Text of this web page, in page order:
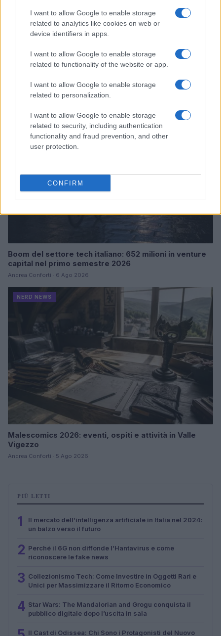
I want to allow Google to enable storage
related to analytics like cookies on web or
device identifiers in apps.
I want to allow Google to enable storage
related to functionality of the website or app.
I want to allow Google to enable storage
related to personalization.
I want to allow Google to enable storage
related to security, including authentication
functionality and fraud prevention, and other
user protection.
CONFIRM
sull’evento nerd di Perugia
Andrea Conforti · 6 Ago 2026
NERD NEWS
Boom del settore tech italiano: 652 milioni in venture
capital nel primo semestre 2026
Andrea Conforti · 6 Ago 2026
NERD NEWS
Malescomics 2026: eventi, ospiti e attività in Valle
Vigezzo
Andrea Conforti · 5 Ago 2026
PIÙ LETTI
1
Il mercato dell’intelligenza artificiale in Italia nel 2024:
un balzo verso il futuro
2 Perché il 6G non diffonde l’Hantavirus e come
riconoscere le fake news
3 Collezionismo Tech: Come Investire in Oggetti Rari e
Unici per Massimizzare il Ritorno Economico
4 Star Wars: The Mandalorian and Grogu conquista il
pubblico digitale dopo l’uscita in sala
Il Cast di Odissea: Chi Sono i Protagonisti del Nuovo